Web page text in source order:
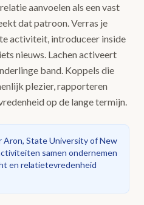
aanvoelen als een vast
dat patroon. Verras je
activiteit, introduceer inside
nieuws. Lachen activeert
band. Koppels die
plezier, rapporteren
op de lange termijn.
Aron, State University of New
samen ondernemen
en relatietevredenheid